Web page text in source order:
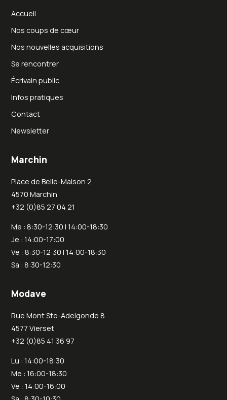
Accueil
Nos coups de cœur
Nos nouvelles acquisitions
Se rencontrer
Écrivain public
Infos pratiques
Contact
Newsletter
Marchin
Place de Belle-Maison 2
4570 Marchin
+32 (0)85 27 04 21
Me : 8:30-12:30 | 14:00-18:30
Je : 14:00-17:00
Ve : 8:30-12:30 | 14:00-18:30
Sa : 8:30-12:30
Modave
Rue Mont Ste-Adelgonde 8
4577 Vierset
+32 (0)85 41 36 97
Lu : 14:00-18:30
Me : 16:00-18:30
Ve : 14:00-16:00